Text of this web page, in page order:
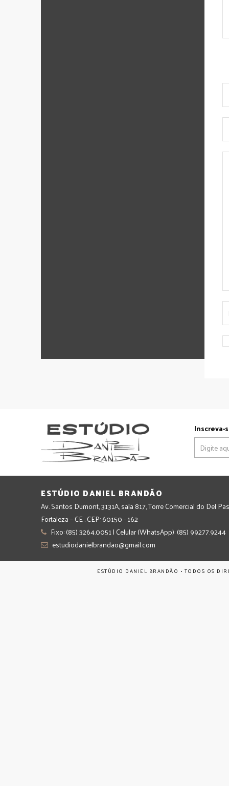
Inscreva-
ESTÚDIO DANIEL BRANDÃO
Av. Santos Dumont, 3131A, sala 817, Torre Comercial do Del
Fortaleza – CE . CEP: 60150 - 162
Fixo: (85) 3264.0051 | Celular (WhatsApp): (85) 99277.9244
estudiodanielbrandao@gmail.com
ESTÚDIO DANIEL BRANDÃO • TODOS OS